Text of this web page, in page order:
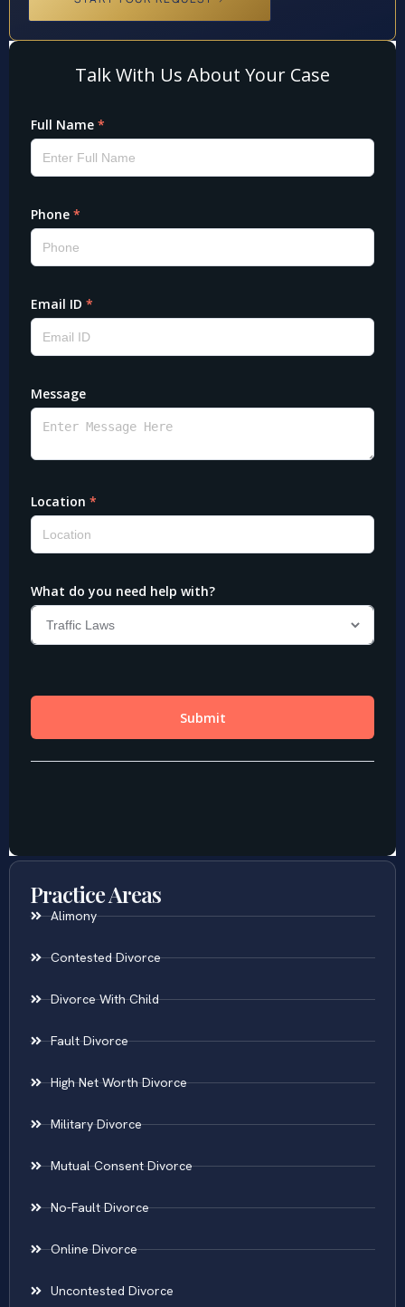
Practice Areas
Alimony
Contested Divorce
Divorce With Child
Fault Divorce
High Net Worth Divorce
Military Divorce
Mutual Consent Divorce
No-Fault Divorce
Online Divorce
Uncontested Divorce